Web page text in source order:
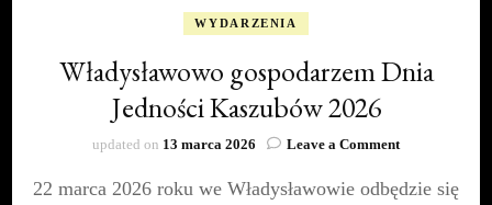
WYDARZENIA
Władysławowo gospodarzem Dnia
Jedności Kaszubów 2026
updated on 13 marca 2026 Leave a Commenton
gospodarzem
22 marca 2026 roku we Władysławowie odbędzie się